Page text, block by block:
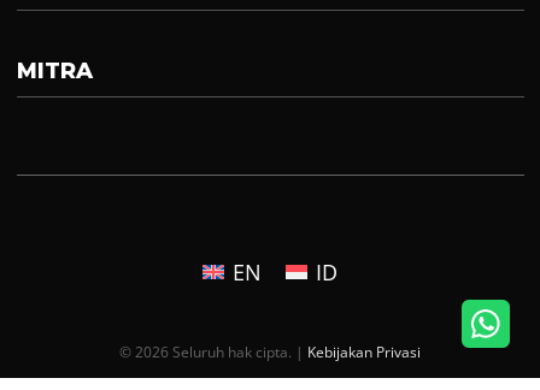
MITRA
EN ID
© 2026 Seluruh hak cipta. | Kebijakan Privasi